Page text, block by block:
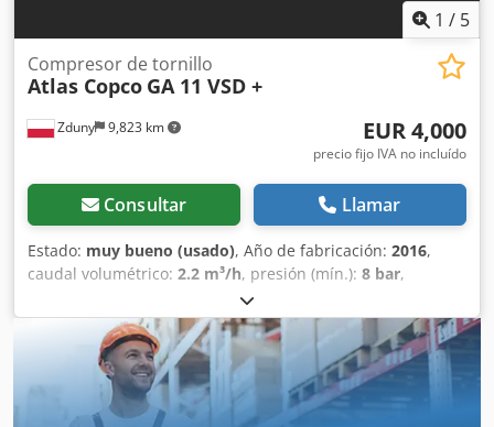
1 / 5
Zduny 9,823 km
Compresor de tornillo
Atlas Copco GA 11 VSD +
EUR 4,000
precio fijo IVA no incluído
Consultar Llamar
Estado: muy bueno (usado), Año de fabricación: 2016,
caudal volumétrico: 2.2 m³/h, presión (mín.): 8 bar,
Compresor de tornillo ATLAS COPCO GA 11 VSD + Velocidad
variable (inversor de frecuencia) Djdpsytyh Hsfx Ahqock
Motor de 11 kW Caudal de 1,95 m³/min Presión de 13
bares Año de fabricación: 2016 Horas de funcionamiento:
9270